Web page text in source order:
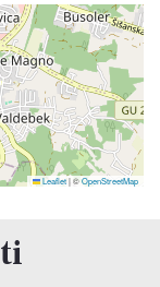
Leaflet|©OpenStreetMap